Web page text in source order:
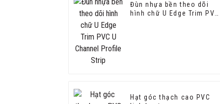
Đùn nhựa bền theo dõi
hình chữ U Edge Trim PVC
Hạt góc thạch cao PVC